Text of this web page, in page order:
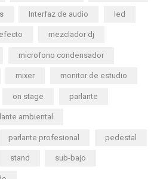
Interfaz de audio led
mezclador dj
microfono condensador
mixer monitor de estudio
on stage parlante
ambiental
parlante profesional pedestal
stand sub-bajo